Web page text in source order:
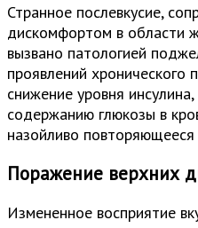
Странное послевкусие,
дискомфортом в области
вызвано патологией
проявлений хронического
снижение уровня
содержанию глюкозы в
назойливо
Поражение верхних
Измененное восприятие